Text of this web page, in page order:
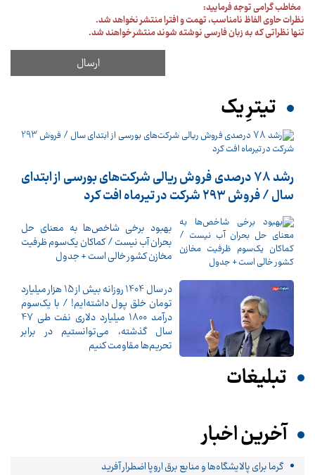
مخاطب گرامی توجه فرمایید:
نظرات حاوی الفاظ نامناسب، تهمت و افترا منتشر نخواهد شد.
تنها نظراتی که به زبان فارسی نوشته شوند منتشر خواهند شد.
تیترِ یک
رشد 78 درصدی فروش ریالی شرکت‌های بورسی از ابتدای
سال / فروش 293 شرکت در تیرماه افت کرد
بهبود برخی شاخص‌ها به معنای حل
بحران آب نیست / کماکان یک‌سوم ظرفیت
مخازن کشور خالی است + جدول
در سال 1404 روزانه بیش از 15 هزار میلیارد
تومان خلق پول داشته‌ایم! / با یک‌سوم
درآمد 1800 میلیارد دلاری نفت طی 47
سال گذشته، می‌توانستیم در برابر
تحریم‌ها مقاومت کنیم
تبلیغات
آخرین اخبار
گرما برای پالایشگاه‌ها و منابع برق اروپا اضطرار آفرید